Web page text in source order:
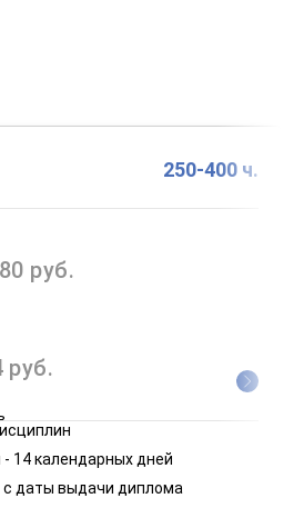
250-400 ч.
руб.
руб.
руб.
14 календарных дней
даты выдачи диплома